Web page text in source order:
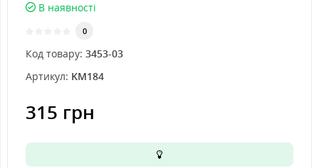
В наявності
0
Код товару: 3453-03
Артикул: KM184
315 грн